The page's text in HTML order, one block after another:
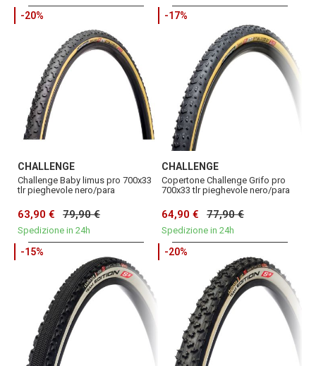
-20%
CHALLENGE
Challenge Baby limus pro 700x33
tlr pieghevole nero/para
63,90 € 79,90 €
Spedizione in 24h
-17%
CHALLENGE
Copertone Challenge Grifo pro
700x33 tlr pieghevole nero/para
64,90 € 77,90 €
Spedizione in 24h
-15% -20%